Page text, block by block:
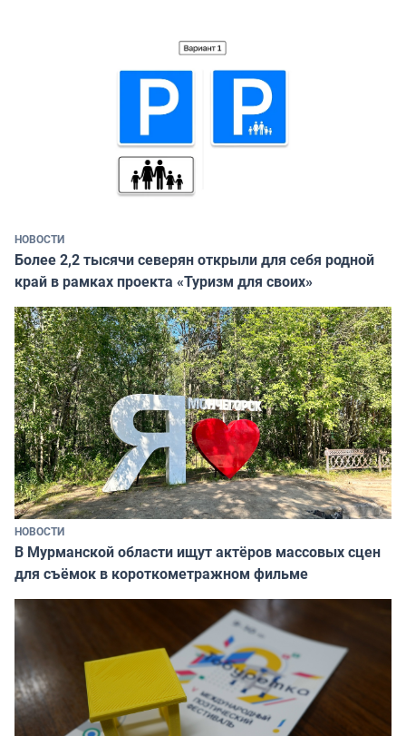
НОВОСТИ
Более 2,2 тысячи северян открыли для себя родной
край в рамках проекта «Туризм для своих»
НОВОСТИ
В Мурманской области ищут актёров массовых сцен
для съёмок в короткометражном фильме